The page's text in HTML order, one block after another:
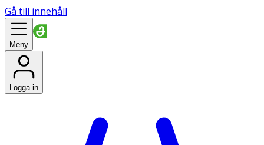
Gå till innehåll
Meny
Logga in